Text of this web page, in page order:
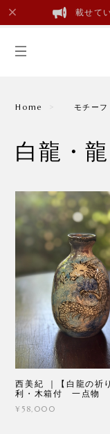
載せて
Home モチーフ
白龍・
西美紀 ｜【白龍の祈
利・木箱付 一点物
¥58,000